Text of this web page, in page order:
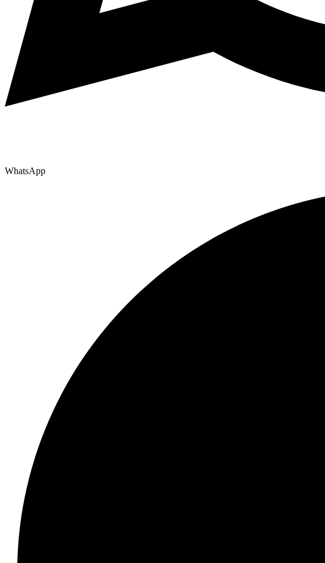
WhatsApp